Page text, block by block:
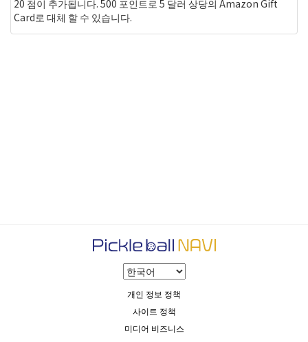
20 점이 추가됩니다. 500 포인트로 5 달러 상당의 Amazon Gift
Card로 대체 할 수 있습니다.
개인 정보 정책
사이트 정책
미디어 비즈니스